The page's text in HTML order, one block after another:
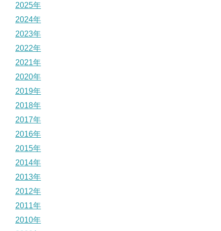
2025年
2024年
2023年
2022年
2021年
2020年
2019年
2018年
2017年
2016年
2015年
2014年
2013年
2012年
2011年
2010年